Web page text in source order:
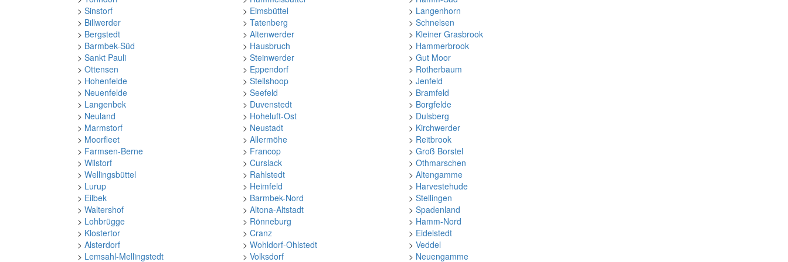
> Sinstorf
> Billwerder
> Bergstedt
> Barmbek-Süd
> Sankt Pauli
> Ottensen
> Hohenfelde
> Neuenfelde
> Langenbek
> Neuland
> Marmstorf
> Moorfleet
> Farmsen-Berne
> Wilstorf
> Wellingsbüttel
> Lurup
> Eilbek
> Waltershof
> Lohbrügge
> Klostertor
> Alsterdorf
> Lemsahl-Mellingstedt
> Eimsbüttel
>Tatenberg
>Altenwerder
> Hausbruch
>Steinwerder
> Eppendorf
>Steilshoop
>Seefeld
> Duvenstedt
> Hoheluft-Ost
> Neustadt
>Allermöhe
> Francop
>Curslack
> Rahlstedt
> Heimfeld
> Barmbek-Nord
>Altona-Altstadt
> Rönneburg
>Cranz
>Wohldorf-Ohlstedt
>Volksdorf
> Langenhorn
> Schnelsen
> Kleiner Grasbrook
> Hammerbrook
> Gut Moor
> Rotherbaum
> Jenfeld
> Bramfeld
> Borgfelde
> Dulsberg
> Kirchwerder
> Reitbrook
> Groß Borstel
> Othmarschen
> Altengamme
> Harvestehude
> Stellingen
> Spadenland
> Hamm-Nord
> Eidelstedt
> Veddel
> Neuengamme